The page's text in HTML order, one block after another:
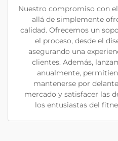
Nuestro compromiso con
allá de simplemente
calidad. Ofrecemos un
el proceso, desde el
asegurando una
clientes. Además,
anualmente,
mantenerse por
mercado y satisfacer las
los entusiastas del